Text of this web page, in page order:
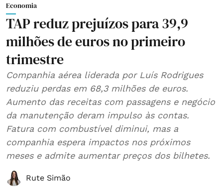
Economia
TAP reduz prejuízos para 39,9
milhões de euros no primeiro
trimestre
Companhia aérea liderada por Luís Rodrigues
reduziu perdas em 68,3 milhões de euros.
Aumento das receitas com passagens e negócio
da manutenção deram impulso às contas.
Fatura com combustível diminui, mas a
companhia espera impactos nos próximos
meses e admite aumentar preços dos bilhetes.
Rute Simão